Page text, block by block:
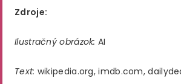
Zdroje:
Ilustračný obrázok: AI
Text: wikipedia.org, imdb.com,